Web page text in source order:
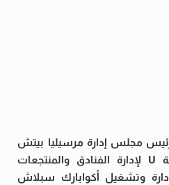
مجلس إدارة مرسيليا بيتش
ورئيس مجلس إدارة شركة U لإدارة الفنادق والمنتجعات
وتشغيل أكوابارك سبلاش